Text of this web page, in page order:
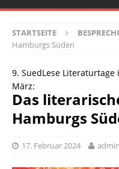
STARTSEITE
Hamburgs Süden
9. SuedLese
März:
Das
Hamburgs
17. Februar 2024 admin